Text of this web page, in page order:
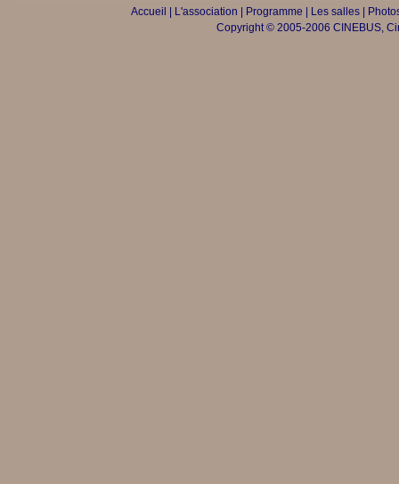
Accueil L'association Programme Les salles|
Copyright © 2005-2006 CINEBUS,